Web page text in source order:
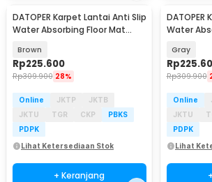
Baru
DATOPER Karpet Lantai Anti Slip
Water Absorbing Floor Mat
Brown
Rp225.600
Rp309.900 28%
Online JKTP
JKTB
JKTU
TGR CKP
PBKS
PDPK
Lihat Ketersediaan Stok
+ Keranjang
Baru
Water
Gray
Rp
Rp309.900
Online
JKTU
PDPK
Lihat